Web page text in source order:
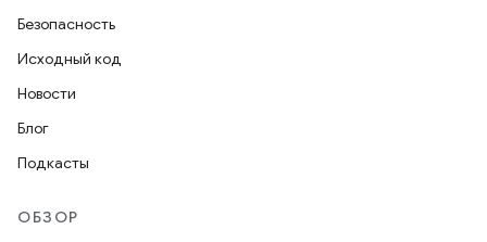
Безопасность
Исходный код
Новости
Блог
Подкасты
ОБЗОР